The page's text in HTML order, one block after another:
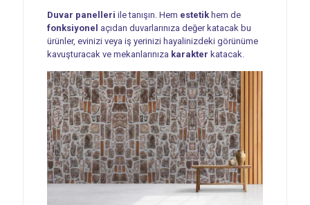
Duvar panelleri ile tanışın. Hem estetikhem de
fonksiyonel açıdan duvarlarınıza değer katacak bu
ürünler, evinizi veya iş yerinizi hayalinizdeki görünüme
kavuşturacak ve mekanlarınıza karakter katacak.